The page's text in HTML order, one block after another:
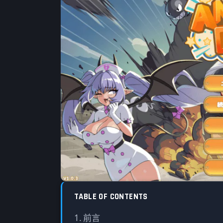
BySony·17 12 月, 2025 ·最後更新：22 4 月, 2026
TABLE OF CONTENTS
前言